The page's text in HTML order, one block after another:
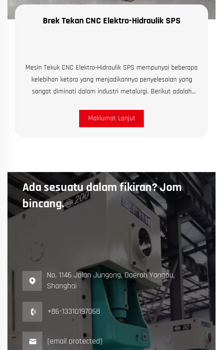
Brek Tekan CNC Elektro-Hidraulik SPS
Mesin Tekuk CNC Elektro-Hidraulik SPS mempunyai beberapa
kelebihan ketara yang menjadikannya penyelesaian yang
sangat diminati dalam industri metalurgi. Berikut adalah
Lanjutan: Mesin ini menggunakan sistem...
Maklumat Lanjut
Ada sesuatu dalam fikiran? Jom
bincang.

No. 1146 Jalan Jungong, Daerah Yangpu,
Shanghai
 +86-13310197068
 [email protected]